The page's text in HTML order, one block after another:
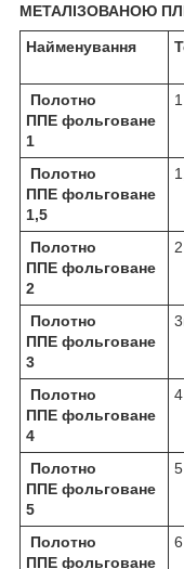
МЕТАЛІЗОВАНОЮ
Найменування
Полотно
ППЕ фольговане
1
Полотно
ППЕ фольговане
1,5
Полотно
ППЕ фольговане
2
Полотно
ППЕ фольговане
3
Полотно
ППЕ фольговане
4
Полотно
ППЕ фольговане
5
Полотно
ППЕ фольговане